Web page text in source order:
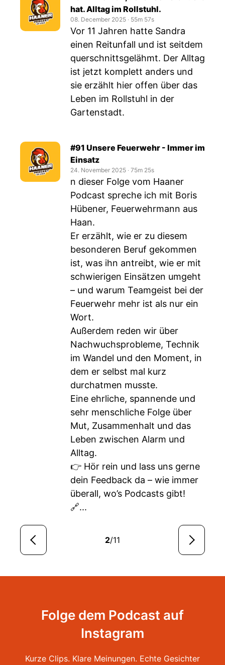
hat. Alltag im Rollstuhl.
08. December 2025 ‧ 55m 57s
Vor 11 Jahren hatte Sandra
einen Reitunfall und ist seitdem
querschnittsgelähmt. Der Alltag
ist jetzt komplett anders und
sie erzählt hier offen über das
Leben im Rollstuhl in der
Gartenstadt.
#91 Unsere Feuerwehr - Immer im
Einsatz
24. November 2025 ‧ 75m 25s
n dieser Folge vom Haaner
Podcast spreche ich mit Boris
Hübener, Feuerwehrmann aus
Haan.
Er erzählt, wie er zu diesem
besonderen Beruf gekommen
ist, was ihn antreibt, wie er mit
schwierigen Einsätzen umgeht
– und warum Teamgeist bei der
Feuerwehr mehr ist als nur ein
Wort.
Außerdem reden wir über
Nachwuchsprobleme, Technik
im Wandel und den Moment, in
dem er selbst mal kurz
durchatmen musste.
Eine ehrliche, spannende und
sehr menschliche Folge über
Mut, Zusammenhalt und das
Leben zwischen Alarm und
Alltag.
👉 Hör rein und lass uns gerne
dein Feedback da – wie immer
überall, wo’s Podcasts gibt!
🔗...
2/11
Folge dem Podcast auf
Instagram
Kurze Clips. Klare Meinungen. Echte Gesichter